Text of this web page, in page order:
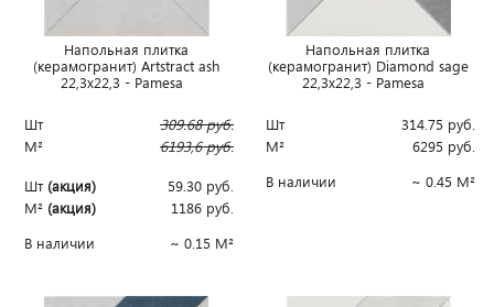
Напольная плитка
(керамогранит) Artstract ash
22,3x22,3 - Pamesa
Шт 309.68руб.
М²
6193,6руб.
Шт(акция) 59.30 руб.
М² (акция) 1186 руб.
В наличии
~ 0.15 М²
Напольная плитка
(керамогранит) Diamond sage
22,3x22,3 - Pamesa
Шт 314.75 руб.
М²
6295 руб.
В наличии
~ 0.45 М²